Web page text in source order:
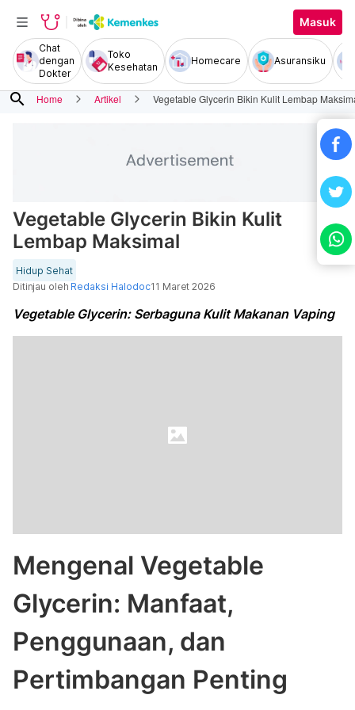
Masuk
Chat
dengan
Dokter
Toko
Kesehatan
Homecare Asuransiku
search Home Artikel Vegetable Glycerin Bikin Kulit Lembap
Vegetable Glycerin Bikin Kulit
Lembap Maksimal
Hidup Sehat
Ditinjau oleh Redaksi Halodoc11 Maret 2026
Vegetable Glycerin: Serbaguna Kulit Makanan Vaping
Mengenal Vegetable
Glycerin: Manfaat,
Penggunaan, dan
Pertimbangan Penting